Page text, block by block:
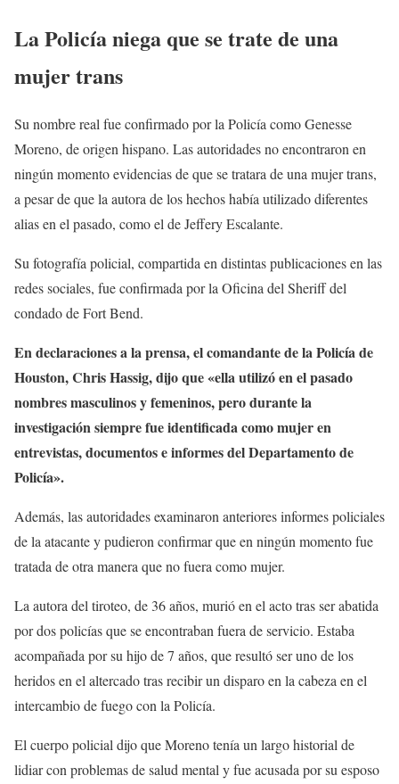
La Policía niega que se trate de una
mujer trans
Su nombre real fue confirmado por la Policía como Genesse
Moreno, de origen hispano. Las autoridades no encontraron en
ningún momento evidencias de que se tratara de una mujer trans,
a pesar de que la autora de los hechos había utilizado diferentes
alias en el pasado, como el de Jeffery Escalante.
Su fotografía policial, compartida en distintas publicaciones en las
redes sociales, fue confirmada por la Oficina del Sheriff del
condado de Fort Bend.
En declaraciones a la prensa, el comandante de la Policía de
Houston, Chris Hassig, dijo que «ella utilizó en el pasado
nombres masculinos y femeninos, pero durante la
investigación siempre fue identificada como mujer en
entrevistas, documentos e informes del Departamento de
Policía».
Además, las autoridades examinaron anteriores informes policiales
de la atacante y pudieron confirmar que en ningún momento fue
tratada de otra manera que no fuera como mujer.
La autora del tiroteo, de 36 años, murió en el acto tras ser abatida
por dos policías que se encontraban fuera de servicio. Estaba
acompañada por su hijo de 7 años, que resultó ser uno de los
heridos en el altercado tras recibir un disparo en la cabeza en el
intercambio de fuego con la Policía.
El cuerpo policial dijo que Moreno tenía un largo historial de
lidiar con problemas de salud mental y fue acusada por su esposo